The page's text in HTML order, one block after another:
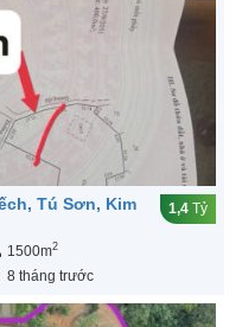
Tú Sơn, Kim
1,4 Tỷ
1500m2
8 tháng trước